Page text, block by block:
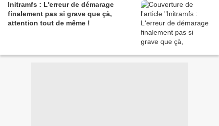
Initramfs : L'erreur de démarage
finalement pas si grave que çà,
attention tout de même !